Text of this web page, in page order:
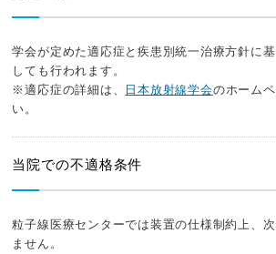
学会が定めた適応症と疾患別統一治療方針に
しても行われます。
※適応症の詳細は、
日本放射線学会のホーム
い。
当院での不適格条件
粒子線医療センターでは装置の仕様制約上、
ません。